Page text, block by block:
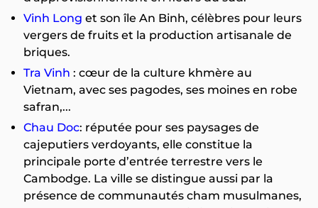
Vinh Long et son île An Binh, célèbres pour leurs
vergers de fruits et la production artisanale de
briques.
Tra Vinh : cœur de la culture khmère au
Vietnam, avec ses pagodes, ses moines en robe
safran,...
Chau Doc: réputée pour ses paysages de
cajeputiers verdoyants, elle constitue la
principale porte d’entrée terrestre vers le
Cambodge. La ville se distingue aussi par la
présence de communautés cham musulmanes,